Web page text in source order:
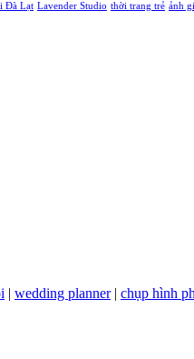
Đà Lạt Lavender Studio thời trang trẻ ảnh
| wedding planner| chụp hình